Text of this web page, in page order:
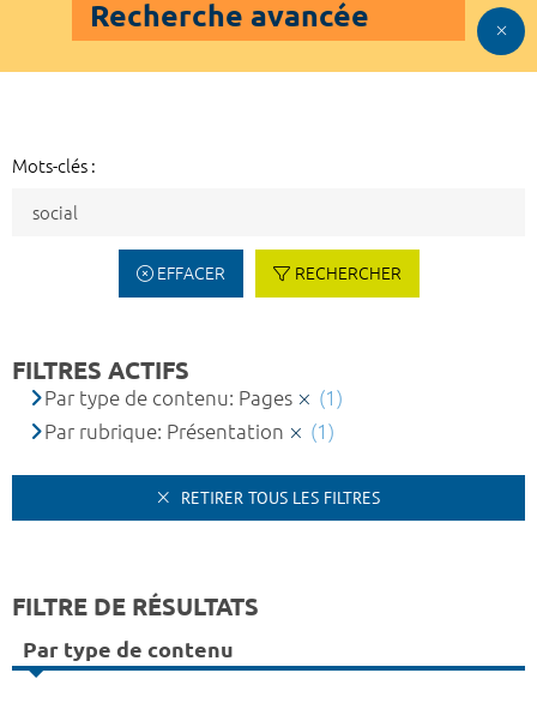
Recherche avancée
Mots-clés :
EFFACER RECHERCHER
FILTRES ACTIFS
Par type de contenu: Pages
(1)
Par rubrique: Présentation
(1)
RETIRER TOUS LES FILTRES
FILTRE DE RÉSULTATS
Par type de contenu